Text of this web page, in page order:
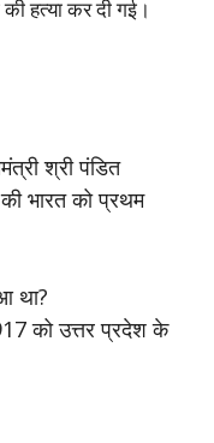
की हत्या कर दी गई।
श्री पंडित
भारत को प्रथम
था?
को उत्तर प्रदेश के